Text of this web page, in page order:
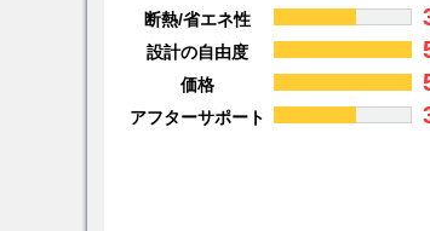
断熱/省エネ性
設計の自由度
価格
アフターサポート